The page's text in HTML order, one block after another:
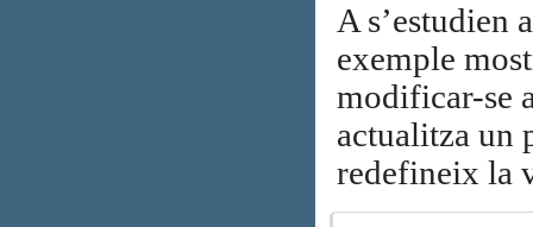
A s’estudien
exemple
modificar-se
actualitza un
redefineix la